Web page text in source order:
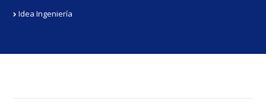
Idea Ingeniería